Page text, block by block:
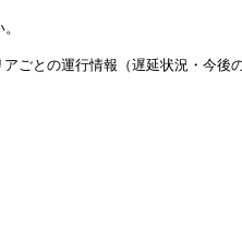
アごとの運行情報（遅延状況・今後